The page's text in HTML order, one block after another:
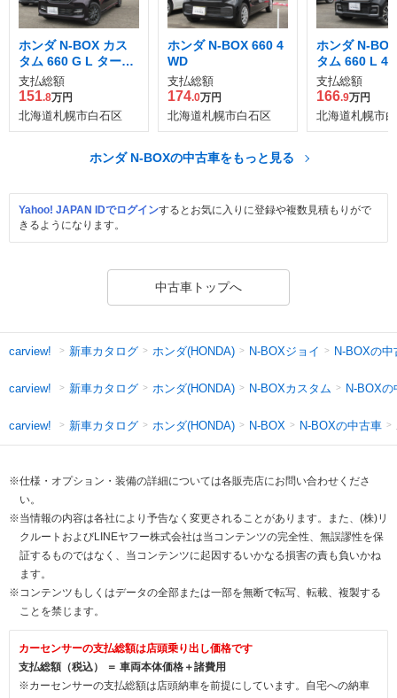
ホンダ N-BOX カス
タム 660 G L ターボ
ホンダセンシング 4
WD
支払総額
151.8万円
北海道札幌市白石区
ホンダ N-BOX 660 4
WD
支払総額
174.0万円
北海道札幌市白石区
ホンダ N-
タム 660 L
支払総額
166.9万円
北海道札幌市
ホンダ N-BOXの中古車をもっと見る
Yahoo! JAPAN IDでログインするとお気に入りに登録や複数見積もりがで
きるようになります。
中古車トップへ
carview! 新車カタログ ホンダ(HONDA) N-BOXジョイ N-BOXの中
carview! 新車カタログ ホンダ(HONDA) N-BOXカスタム N-BOXの
carview! 新車カタログ ホンダ(HONDA) N-BOX N-BOXの中古車
※仕様・オプション・装備の詳細については各販売店にお問い合わせくださ
い。
※当情報の内容は各社により予告なく変更されることがあります。また、(株)リ
クルートおよびLINEヤフー株式会社は当コンテンツの完全性、無誤謬性を保
証するものではなく、当コンテンツに起因するいかなる損害の責も負いかね
ます。
※コンテンツもしくはデータの全部または一部を無断で転写、転載、複製する
ことを禁じます。
カーセンサーの支払総額は店頭乗り出し価格です
支払総額（税込） ＝ 車両本体価格＋諸費用
※カーセンサーの支払総額は店頭納車を前提にしています。自宅への納車